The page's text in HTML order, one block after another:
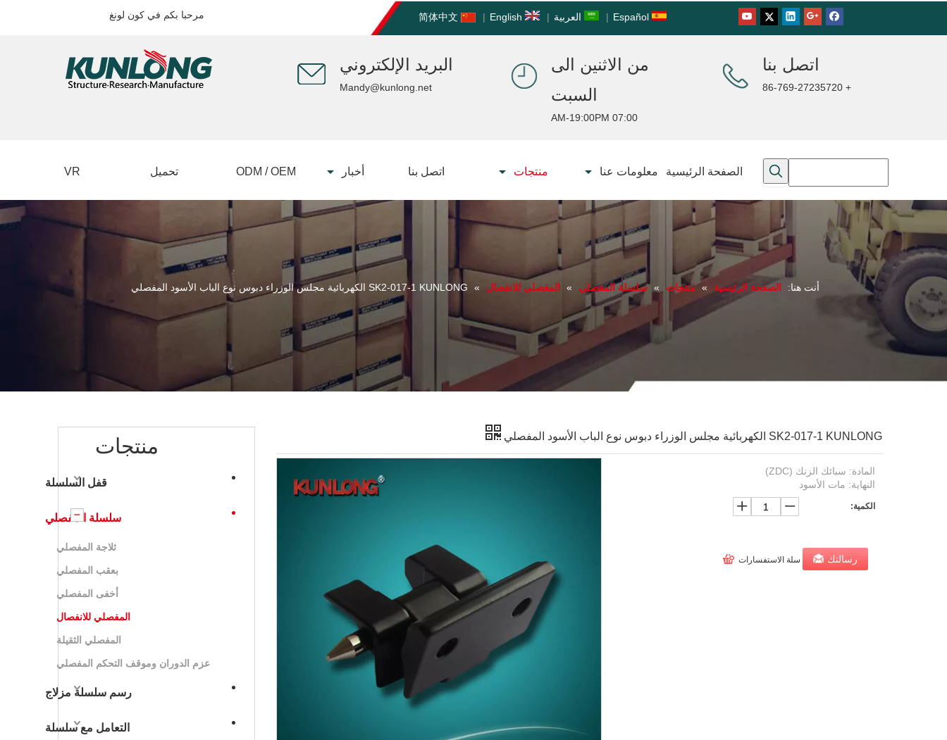
مرحبا بكم في كون لونغ Español
| العربية |
English
|
简体中文
البريد الإلكتروني
Mandy@kunlong.net
من الاثنين الى
السبت
07:00 AM-19:00PM
اتصل بنا
+ 86-769-27235720
الصفحة الرئيسية معلومات عنا منتجات اتصل بنا أخبار ODM / OEM تحميل VR
أنت هنا: الصفحة الرئيسية » منتجات » سلسلة المفصلي » المفصلي للانفصال » SK2-017-1 KUNLONG الكهربائية مجلس الوزراء دبوس نوع الباب الأسود المفصلي
منتجات
قفل السلسلة
سلسلة المفصلي
ثلاجة المفصلي
بعقب المفصلي
أخفى المفصلي
المفصلي للانفصال
المفصلي الثقيلة
عزم الدوران وموقف التحكم المفصلي
رسم سلسلة مزلاج
التعامل مع سلسلة
SK2-017-1 KUNLONG الكهربائية مجلس الوزراء دبوس نوع الباب الأسود المفصلي
المادة: سبائك الزنك (ZDC)
النهاية: مات الأسود
الكمية:
رسالتك سلة الاستفسارات